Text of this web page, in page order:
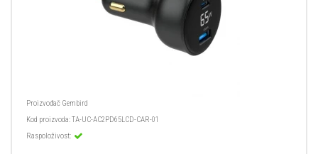
Proizvođač Gembird
Kod proizvoda:TA-UC-AC2PD65LCD-CAR-01
Raspoloživost: